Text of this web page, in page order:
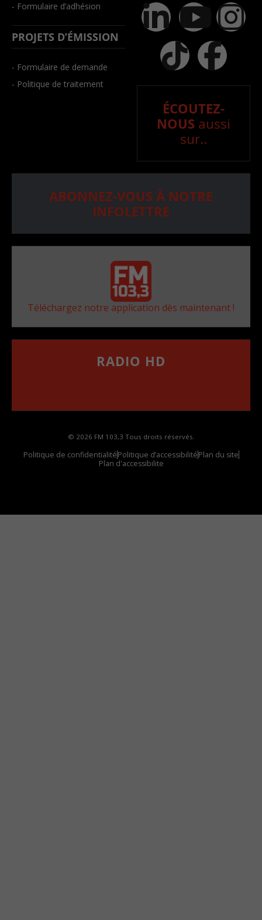
- Formulaire d’adhésion
PROJETS D’ÉMISSION
- Formulaire de demande
- Politique de traitement
ÉCOUTEZ-
NOUS aussi
sur..
ABONNEZ-VOUS À NOTRE
INFOLETTRE
Téléchargez notre application dès maintenant !
RADIO HD
© 2026 FM 103,3 Tous droits réservés.
Politique de confidentialitéPolitique d’accessibilitéPlan du site
Plan d'accessibilite